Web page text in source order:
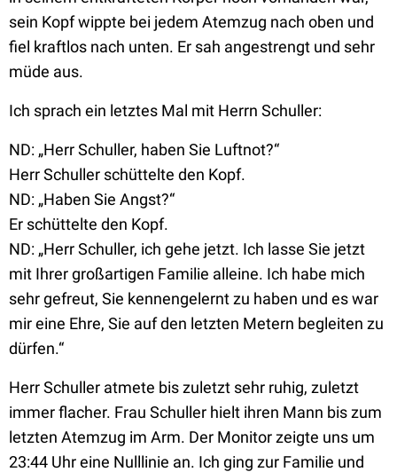
sein Kopf wippte bei jedem Atemzug nach oben und
fiel kraftlos nach unten. Er sah angestrengt und sehr
müde aus.
Ich sprach ein letztes Mal mit Herrn Schuller:
ND: „Herr Schuller, haben Sie Luftnot?“
Herr Schuller schüttelte den Kopf.
ND: „Haben Sie Angst?“
Er schüttelte den Kopf.
ND: „Herr Schuller, ich gehe jetzt. Ich lasse Sie jetzt
mit Ihrer großartigen Familie alleine. Ich habe mich
sehr gefreut, Sie kennengelernt zu haben und es war
mir eine Ehre, Sie auf den letzten Metern begleiten zu
dürfen.“
Herr Schuller atmete bis zuletzt sehr ruhig, zuletzt
immer flacher. Frau Schuller hielt ihren Mann bis zum
letzten Atemzug im Arm. Der Monitor zeigte uns um
23:44 Uhr eine Nulllinie an. Ich ging zur Familie und